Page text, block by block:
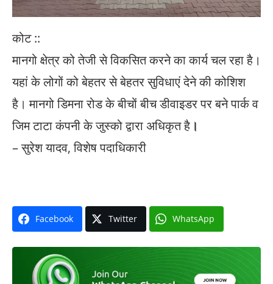
कोट ::
मानगो क्षेत्र को तेजी से विकसित करने का कार्य चल रहा है।
यहां के लोगों को बेहतर से बेहतर सुविधाएं देने की कोशिश
है। मानगो डिमना रोड के बीचों बीच डीवाइडर पर बने पार्क व
जिम टाटा कंपनी के जुस्को द्वारा अधिकृत है ।
– सुरेश यादव, विशेष पदाधिकारी
Facebook Twitter WhatsApp